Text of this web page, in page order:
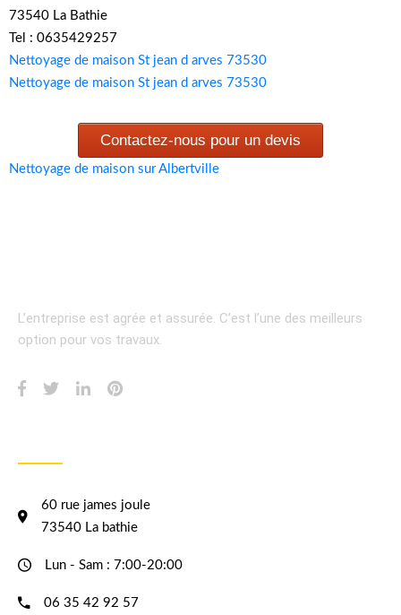
73540 La Bathie
Tel : 0635429257
Nettoyage de maison St jean d arves 73530
Nettoyage de maison St jean d arves 73530
Contactez-nous pour un devis
Nettoyage de maison sur Albertville
L’entreprise est agrée et assurée. C’est l’une des meilleurs
option pour vos travaux.
60 rue james joule
73540 La bathie
Lun - Sam : 7:00-20:00
06 35 42 92 57